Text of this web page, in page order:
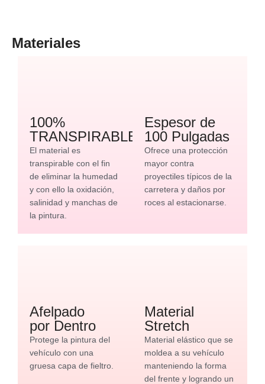
Materiales
100%
TRANSPIRABLE
El material es
transpirable con el fin
de eliminar la humedad
y con ello la oxidación,
salinidad y manchas de
la pintura.
Espesor de
100 Pulgadas
Ofrece una protección
mayor contra
proyectiles típicos de la
carretera y daños por
roces al estacionarse.
Afelpado
por Dentro
Protege la pintura del
vehículo con una
gruesa capa de fieltro.
Material
Stretch
Material elástico que se
moldea a su vehículo
manteniendo la forma
del frente y logrando un